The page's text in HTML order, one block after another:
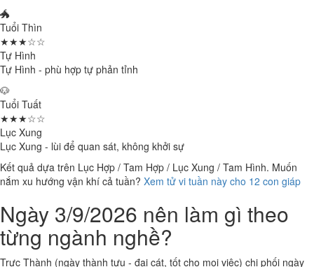
🐲
Tuổi Thìn
★★★☆☆
Tự Hình
Tự Hình - phù hợp tự phản tỉnh
🐶
Tuổi Tuất
★★★☆☆
Lục Xung
Lục Xung - lùi để quan sát, không khởi sự
Kết quả dựa trên Lục Hợp / Tam Hợp / Lục Xung / Tam Hình. Muốn
nắm xu hướng vận khí cả tuần? Xem tử vi tuần này cho 12 con giáp
Ngày 3/9/2026 nên làm gì theo
từng ngành nghề?
Trực Thành (ngày thành tựu - đại cát, tốt cho mọi việc) chi phối ngày